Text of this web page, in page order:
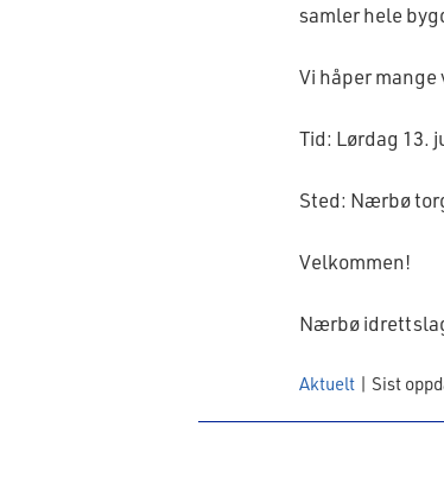
samler hele
Vi håper
Tid: Lørdag 13.
Sted: Nærbø
Velkommen!
Nærbø
Aktuelt | Sist